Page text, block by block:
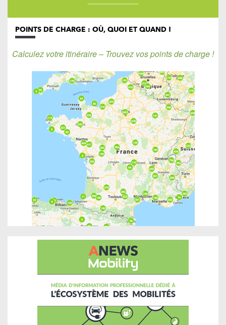
POINTS DE CHARGE : OÙ, QUOI ET QUAND !
Calculez votre itinéraire – Trouvez vos points de charge !